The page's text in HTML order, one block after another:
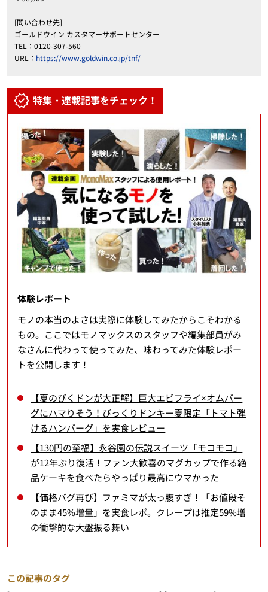
[問い合わせ先]
ゴールドウイン カスタマーサポートセンター
TEL：0120-307-560
URL： https://www.goldwin.co.jp/tnf/
特集・連載記事をチェック！
体験レポート
モノの本当のよさは実際に体験してみたからこそわかる
もの。ここではモノマックスのスタッフや編集部員がみ
なさんに代わって使ってみた、味わってみた体験レポー
トを公開します！
【夏のびくドンが大正解】巨大エビフライ×オムバー
グにハマりそう！びっくりドンキー夏限定「トマト弾
けるハンバーグ」を実食レビュー
【130円の至福】永谷園の伝説スイーツ「モコモコ」
が12年ぶり復活！ファン大歓喜のマグカップで作る絶
品ケーキを食べたらやっぱり最高にウマかった
【価格バグ再び】ファミマが太っ腹すぎ！「お値段そ
のまま45%増量」を実食レポ。クレープは推定59%増
の衝撃的な大盤振る舞い
この記事のタグ